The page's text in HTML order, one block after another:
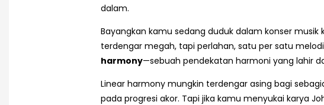
dalam.
Bayangkan kamu sedang duduk dalam konser
terdengar megah, tapi perlahan, satu per satu
harmony—sebuah pendekatan harmoni yang lahir
Linear harmony mungkin terdengar asing bagi
pada progresi akor. Tapi jika kamu menyukai karya